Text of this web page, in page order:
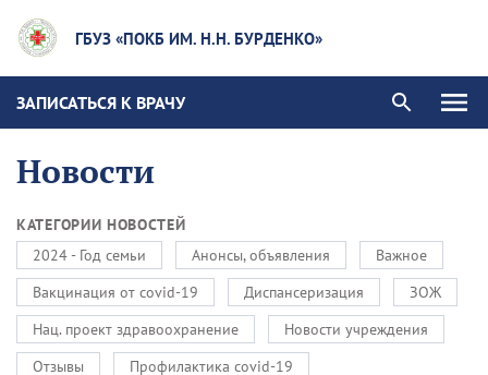
ГБУЗ «ПОКБ ИМ. Н.Н. БУРДЕНКО»
ЗАПИСАТЬСЯ К ВРАЧУ
Новости
КАТЕГОРИИ НОВОСТЕЙ
2024 - Год семьи
Анонсы, объявления
Важное
Вакцинация от covid-19
Диспансеризация
ЗОЖ
Нац. проект здравоохранение
Новости учреждения
Отзывы
Профилактика covid-19